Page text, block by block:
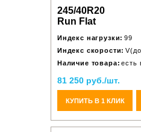
245/40R20
Run Flat
Индекс нагрузки: 99
Индекс скорости:
Наличие товара: есть
81 250 руб./шт.
КУПИТЬ В 1 КЛИК